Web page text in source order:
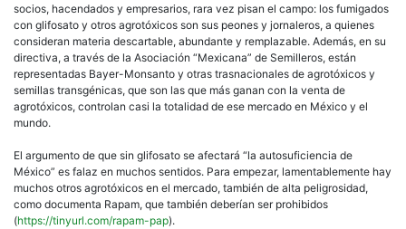
socios, hacendados y empresarios, rara vez pisan el campo: los fumigados
con glifosato y otros agrotóxicos son sus peones y jornaleros, a quienes
consideran materia descartable, abundante y remplazable. Además, en su
directiva, a través de la Asociación
Mexicana de Semilleros, están
representadas Bayer-Monsanto y otras trasnacionales de agrotóxicos y
semillas transgénicas, que son las que más ganan con la venta de
agrotóxicos, controlan casi la totalidad de ese mercado en México y el
mundo.
El argumento de que sin glifosato se afectará
la autosuficiencia de
México es falaz en muchos sentidos. Para empezar, lamentablemente hay
muchos otros agrotóxicos en el mercado, también de alta peligrosidad,
como documenta Rapam, que también deberían ser prohibidos
(https://tinyurl.com/rapam-pap).